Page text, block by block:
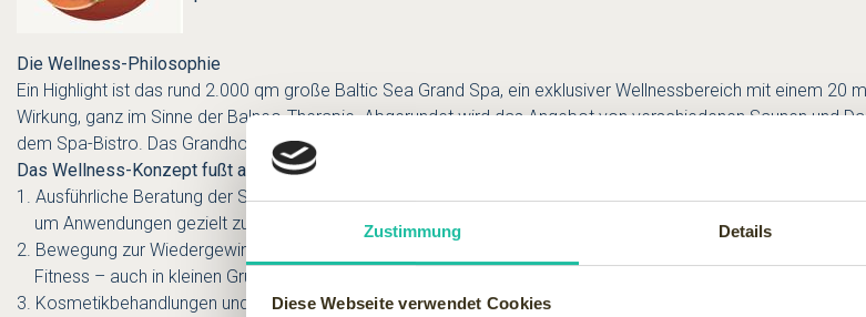
Zustimmung Details
Diese Webseite verwendet Cookies
Die Wellness-Philosophie
Ein Highlight ist das rund 2.000 qm große Baltic Sea Grand Spa, ein exklusiver Wellnessbereich mit einem
Wirkung, ganz im Sinne der Balneo-Therapie. Abgerundet wird das Angebot von verschiedenen Saunen und
dem Spa-Bistro. Das Grandhotel setzt beim Thema Wellness auf Individualität, gemäß des Spa Mottos „Sich
Das Wellness-Konzept fußt auf vier Säulen:
1. Ausführliche Beratung der Spa-Besucher mit Vitalitätscheck,
um Anwendungen gezielt zu empfehlen.
2. Bewegung zur Wiedergewinnung oder Verbesserung der körperlichen
Fitness – auch in kleinen Gruppen oder mit einem Personal Trainer.
3. Kosmetikbehandlungen und Massagen, die je nach dem angestrebten